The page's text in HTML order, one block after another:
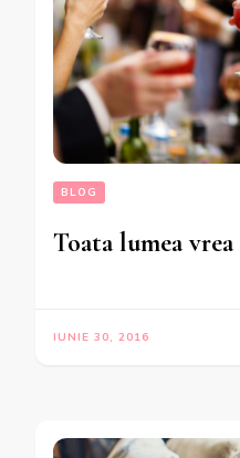
BLOG
Toata lumea
IUNIE 30, 2016